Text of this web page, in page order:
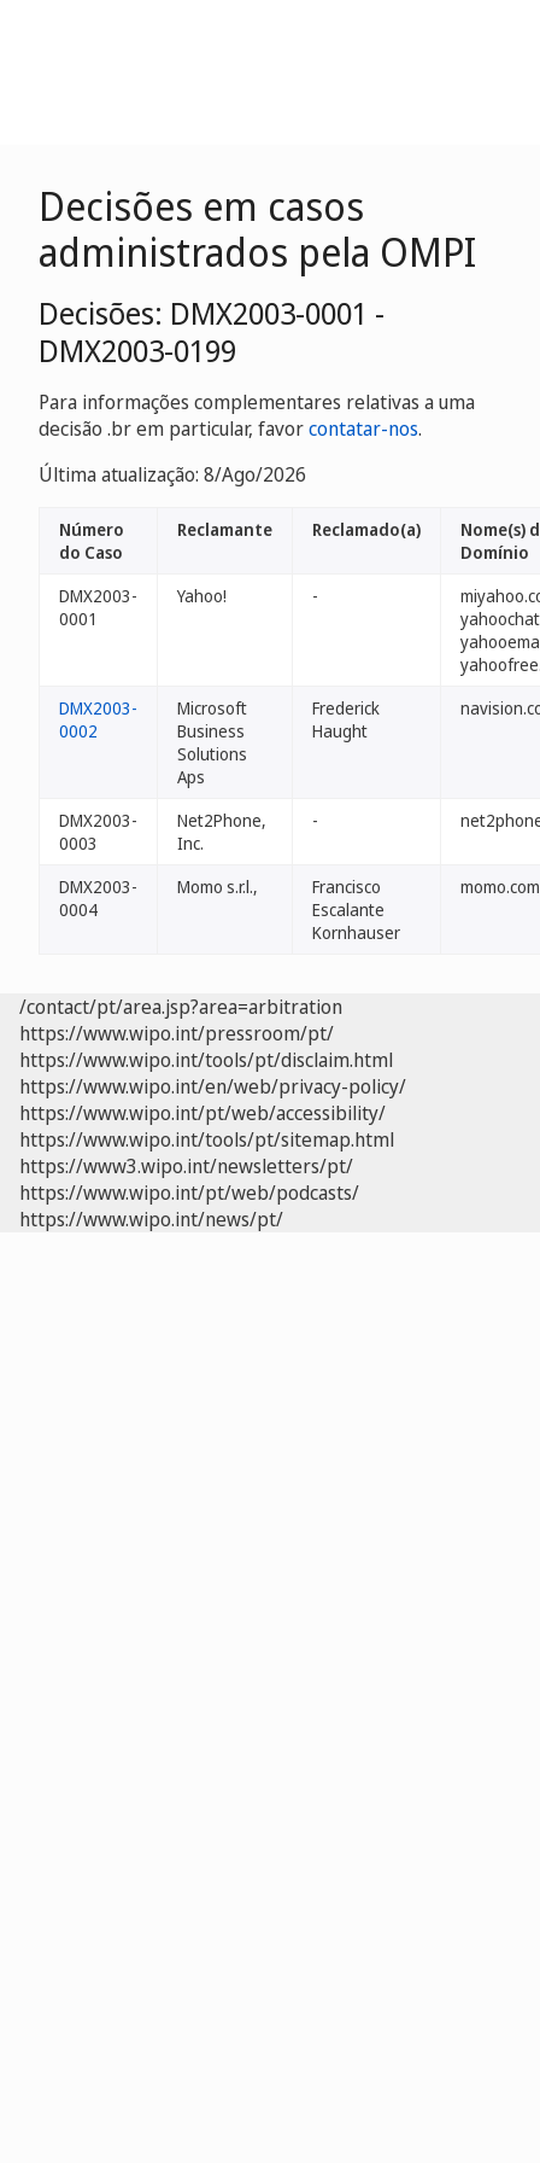
Decisões em casos
administrados pela OMPI
Decisões: DMX2003-0001 -
DMX2003-0199
Para informações complementares relativas a uma
decisão .br em particular, favorcontatar-nos.
Última atualização: 8/Ago/2026
Número
do Caso
Reclamante Reclamado(a)
Nome(s)
Domínio
DMX2003-
0001
Yahoo! -
DMX2003-
0002
Microsoft
Business
Solutions
Aps
Frederick
Haught
DMX2003-
0003
Net2Phone,
Inc.
-
DMX2003-
0004
Momo s.r.l.,
Francisco
Escalante
Kornhauser
/contact/pt/area.jsp?area=arbitration
https://www.wipo.int/pressroom/pt/
https://www.wipo.int/tools/pt/disclaim.html
https://www.wipo.int/en/web/privacy-policy/
https://www.wipo.int/pt/web/accessibility/
https://www.wipo.int/tools/pt/sitemap.html
https://www3.wipo.int/newsletters/pt/
https://www.wipo.int/pt/web/podcasts/
https://www.wipo.int/news/pt/